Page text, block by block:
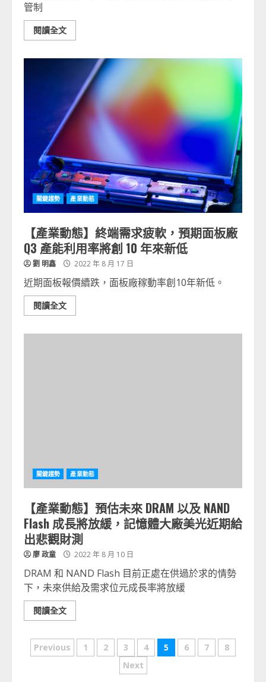
管制
閱讀全文
關鍵趨勢 產業動態
【產業動態】終端需求疲軟，預期面板廠
Q3 產能利用率將創 10 年來新低
劉 明鑫 2022 年 8 月 17 日
近期面板報價續跌，面板廠稼動率創10年新低。
閱讀全文
關鍵趨勢 產業動態
【產業動態】預估未來 DRAM 以及 NAND
Flash 成長將放緩，記憶體大廠美光近期給
出悲觀財測
廖 政童 2022 年 8 月 10 日
DRAM 和 NAND Flash 目前正處在供過於求的情勢
下，未來供給及需求位元成長率將放緩
閱讀全文
文Previous 1 2 3 4 5 6 7
8
Next